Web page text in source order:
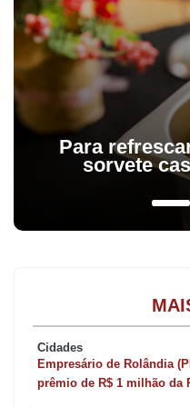
Para
sorvete
Cidades
Empresário de Rolândia
prêmio de R$ 1 milhão da